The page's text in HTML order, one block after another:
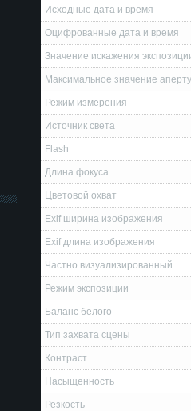
Исходные дата и время
Оцифрованные дата и время
Значение искажения
Максимальное значение
Режим измерения
Источник света
Flash
Длина фокуса
Цветовой охват
Exif ширина изображения
Exif длина изображения
Частно визуализированный
Режим экспозиции
Баланс белого
Тип захвата сцены
Контраст
Насыщенность
Резкость